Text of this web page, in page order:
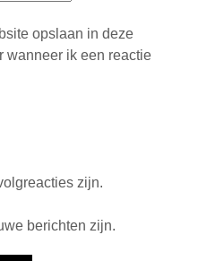
opslaan in deze
wanneer ik een reactie
zijn.
berichten zijn.